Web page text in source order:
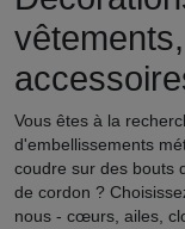
Vous êtes à la
d'embellissements
coudre sur des bouts
de cordon ?
nous - cœurs, ailes,